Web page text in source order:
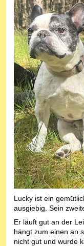
Lucky ist ein
ausgiebig. Sein
Er läuft gut an der
hängt zum einen an
nicht gut und wurde